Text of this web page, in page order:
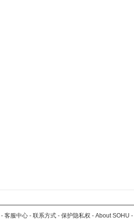
- 客服中心 - 联系方式 - 保护隐私权 - About SOHU -